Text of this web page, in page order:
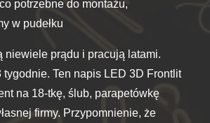
potrzebne do montażu,
w pudełku
niewiele prądu i pracują latami.
tygodnie. Ten napis LED 3D Frontlit
na 18-tkę, ślub, parapetówkę
firmy. Przypomnienie, że